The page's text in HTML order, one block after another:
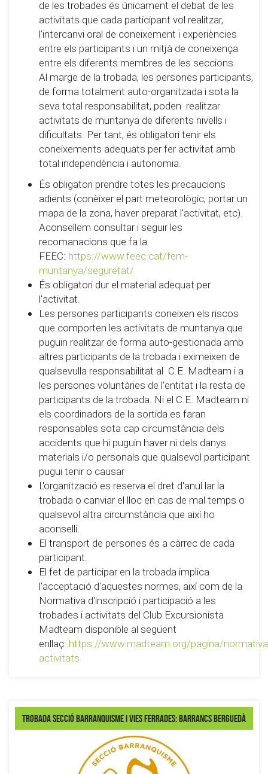
de les trobades és únicament el debat de les
activitats que cada participant vol realitzar,
l’intercanvi oral de coneixement i experiències
entre els participants i un mitjà de coneixença
entre els diferents membres de les seccions.
Al marge de la trobada, les persones participants,
de forma totalment auto-organitzada i sota la
seva total responsabilitat, poden realitzar
activitats de muntanya de diferents nivells i
dificultats. Per tant, és obligatori tenir els
coneixements adequats per fer activitat amb
total independència i autonomia.
És obligatori prendre totes les precaucions
adients (conèixer el part meteorològic, portar un
mapa de la zona, haver preparat l'activitat, etc).
Aconsellem consultar i seguir les
recomanacions que fa la
FEEC: https://www.feec.cat/fem-
muntanya/seguretat/
És obligatori dur el material adequat per
l'activitat.
Les persones participants coneixen els riscos
que comporten les activitats de muntanya que
puguin realitzar de forma auto-gestionada amb
altres participants de la trobada i eximeixen de
qualsevulla responsabilitat al C.E. Madteam i a
les persones voluntàries de l’entitat i la resta de
participants de la trobada. Ni el C.E. Madteam ni
els coordinadors de la sortida es faran
responsables sota cap circumstància dels
accidents que hi puguin haver ni dels danys
materials i/o personals que qualsevol participant
pugui tenir o causar
L'organització es reserva el dret d'anul.lar la
trobada o canviar el lloc en cas de mal temps o
qualsevol altra circumstància que així ho
aconselli.
El transport de persones és a càrrec de cada
participant.
El fet de participar en la trobada implica
l'acceptació d'aquestes normes, així com de la
Normativa d'inscripció i participació a les
trobades i activitats del Club Excursionista
Madteam disponible al següent
enllaç: https://www.madteam.org/pagina/
activitats
Trobada secció Barranquisme i Vies Ferrades: Barrancs Berguedà